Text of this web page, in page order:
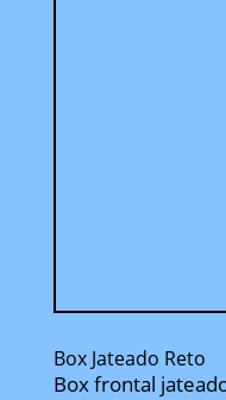
Box Jateado Reto
Box frontal